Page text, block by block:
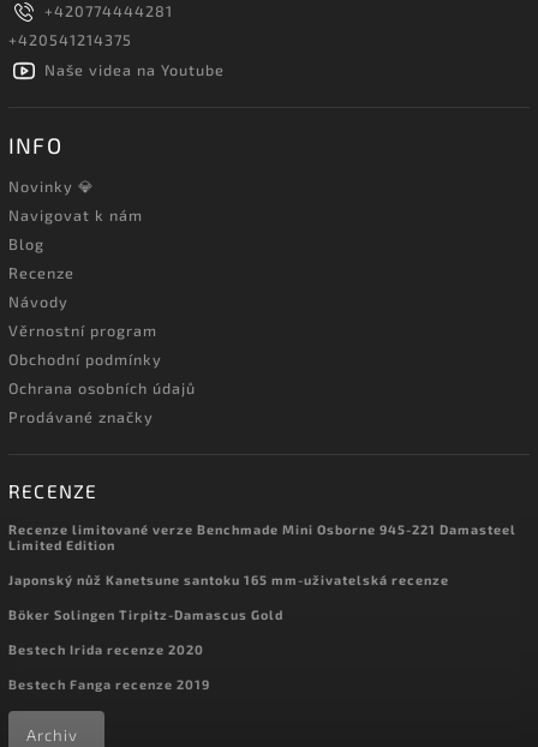
+420774444281
+420541214375
Naše videa na Youtube
INFO
Novinky 💎
Navigovat k nám
Blog
Recenze
Návody
Věrnostní program
Obchodní podmínky
Ochrana osobních údajů
Prodávané značky
RECENZE
Recenze limitované verze Benchmade Mini Osborne 945-221 Damasteel
Limited Edition
Japonský nůž Kanetsune santoku 165 mm-uživatelská recenze
Böker Solingen Tirpitz-Damascus Gold
Bestech Irida recenze 2020
Bestech Fanga recenze 2019
Archiv